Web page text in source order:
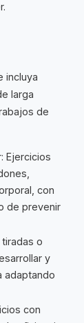
incluya
larga
de
Ejercicios
con
de prevenir
o
y
adaptando
con